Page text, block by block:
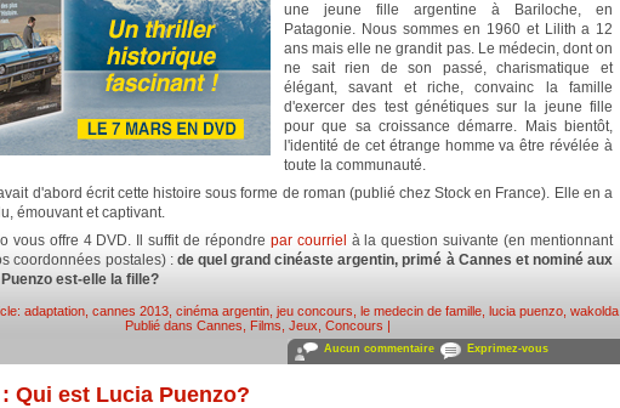
une jeune fille argentine à Bariloche, en
Patagonie. Nous sommes en 1960 et Lilith a 12
ans mais elle ne grandit pas. Le médecin, dont on
ne sait rien de son passé, charismatique et
élégant, savant et riche, convainc la famille
d'exercer des test génétiques sur la jeune fille
pour que sa croissance démarre. Mais bientôt,
l'identité de cet étrange homme va être révélée à
toute la communauté.
d'abord écrit cette histoire sous forme de roman (publié chez Stock en France). Elle en a
émouvant et captivant.
vous offre 4 DVD. Il suffit de répondre par courriel à la question suivante (en mentionnant
coordonnées postales) : de quel grand cinéaste argentin, primé à Cannes et nominé aux
est-elle la fille?
adaptation, cannes 2013, cinéma argentin, jeu concours le medecin de famille, lucia puenzo, wakolda.
Publié dans Cannes Films Jeux, Concours |
Aucun commentaire Exprimez-vous
Qui est Lucia Puenzo?